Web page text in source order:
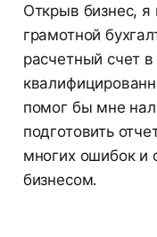
Открыв бизнес, я
грамотной
расчетный счет
помог бы мне
подготовить
многих ошибок и
бизнесом.